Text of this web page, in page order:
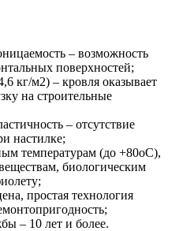
– возможность
поверхностей;
кг/м2) – кровля оказывает
на строительные
– отсутствие
настилке;
температурам (до +80оС),
биологическим
простая технология
– 10 лет и более.